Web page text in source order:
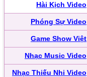
Hài Kịch Video
Phóng Sự Video
Game Show Việt
Nhạc Music Video
Nhạc Thiếu Nhi Video